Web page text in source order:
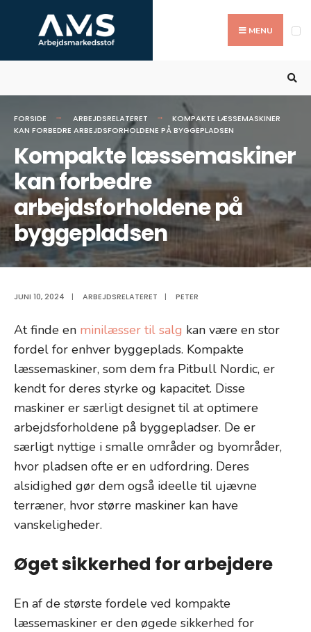
MENU
FORSIDE ARBEJDSRELATERET
KOMPAKTE LÆSSEMASKINER
KAN FORBEDRE ARBEJDSFORHOLDENE PÅ BYGGEPLADSEN
Kompakte læssemaskiner
kan forbedre
arbejdsforholdene på
byggepladsen
JUNI 10, 2024 | ARBEJDSRELATERET | PETER
At finde en minilæsser til salg kan være en stor
fordel for enhver byggeplads. Kompakte
læssemaskiner, som dem fra Pitbull Nordic, er
kendt for deres styrke og kapacitet. Disse
maskiner er særligt designet til at optimere
arbejdsforholdene på byggepladser. De er
særligt nyttige i smalle områder og byområder,
hvor pladsen ofte er en udfordring. Deres
alsidighed gør dem også ideelle til ujævne
terræner, hvor større maskiner kan have
vanskeligheder.
Øget sikkerhed for arbejdere
En af de største fordele ved kompakte
læssemaskiner er den øgede sikkerhed for
for: